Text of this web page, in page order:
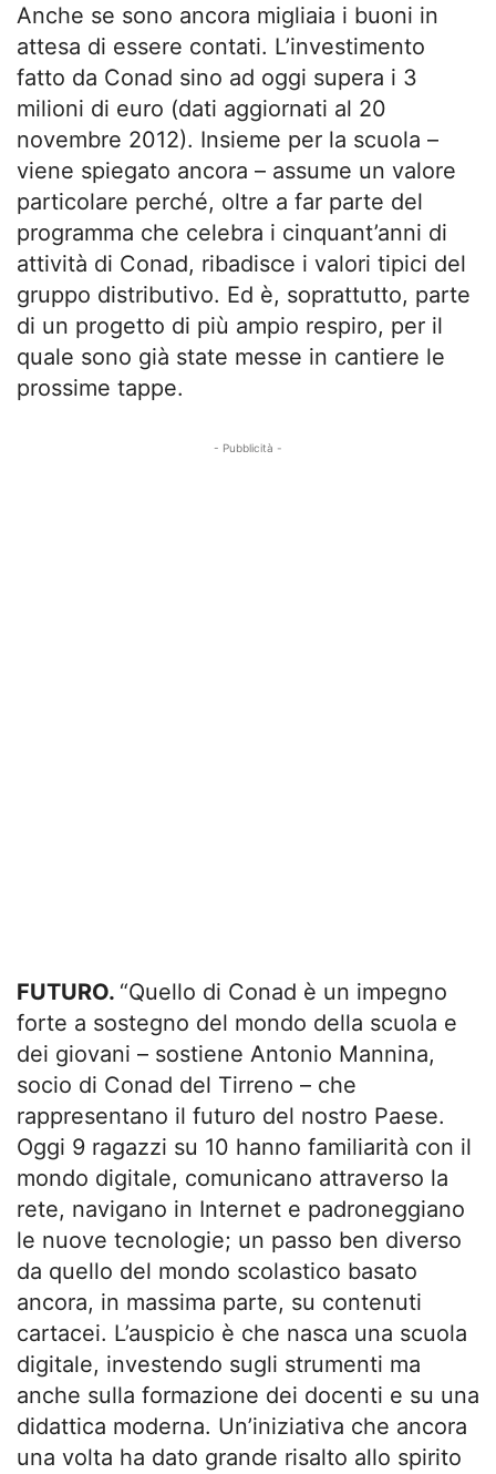
Anche se sono ancora migliaia i buoni in
attesa di essere contati. L’investimento
fatto da Conad sino ad oggi supera i 3
milioni di euro (dati aggiornati al 20
novembre 2012). Insieme per la scuola –
viene spiegato ancora – assume un valore
particolare perché, oltre a far parte del
programma che celebra i cinquant’anni di
attività di Conad, ribadisce i valori tipici del
gruppo distributivo. Ed è, soprattutto, parte
di un progetto di più ampio respiro, per il
quale sono già state messe in cantiere le
prossime tappe.
- Pubblicità -
FUTURO. “Quello di Conad è un impegno
forte a sostegno del mondo della scuola e
dei giovani – sostiene Antonio Mannina,
socio di Conad del Tirreno – che
rappresentano il futuro del nostro Paese.
Oggi 9 ragazzi su 10 hanno familiarità con il
mondo digitale, comunicano attraverso la
rete, navigano in Internet e padroneggiano
le nuove tecnologie; un passo ben diverso
da quello del mondo scolastico basato
ancora, in massima parte, su contenuti
cartacei. L’auspicio è che nasca una scuola
digitale, investendo sugli strumenti ma
anche sulla formazione dei docenti e su una
didattica moderna. Un’iniziativa che ancora
una volta ha dato grande risalto allo spirito